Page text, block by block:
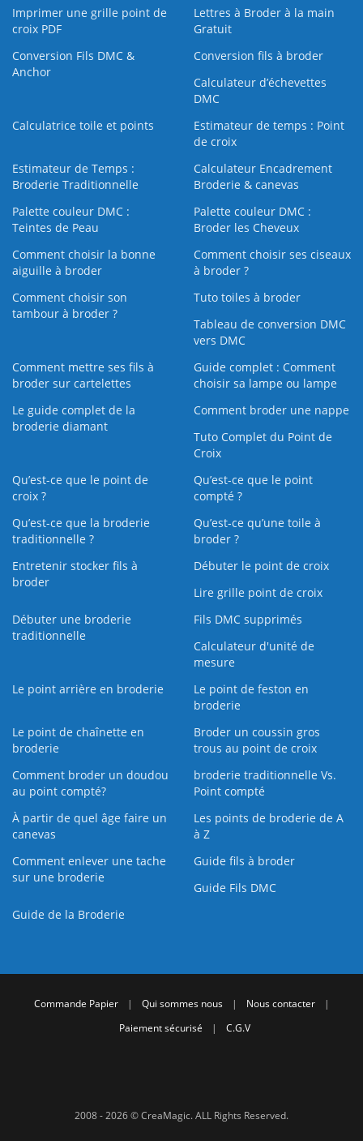
Imprimer une grille point de
croix PDF
Lettres à Broder à la main
Gratuit
Conversion Fils DMC &
Anchor
Conversion fils à broder
Calculateur d’échevettes
DMC
Calculatrice toile et points
Estimateur de temps : Point
de croix
Estimateur de Temps :
Broderie Traditionnelle
Calculateur Encadrement
Broderie & canevas
Palette couleur DMC :
Teintes de Peau
Palette couleur DMC :
Broder les Cheveux
Comment choisir la bonne
aiguille à broder
Comment choisir ses ciseaux
à broder ?
Comment choisir son
tambour à broder ?
Tuto toiles à broder
Tableau de conversion DMC
vers DMC
Comment mettre ses fils à
broder sur cartelettes
Guide complet : Comment
choisir sa lampe ou lampe
Le guide complet de la
broderie diamant
Comment broder une nappe
Tuto Complet du Point de
Croix
Qu’est-ce que le point de
croix ?
Qu’est-ce que le point
compté ?
Qu’est-ce que la broderie
traditionnelle ?
Qu’est‑ce qu’une toile à
broder ?
Entretenir stocker fils à
broder
Débuter le point de croix
Lire grille point de croix
Débuter une broderie
traditionnelle
Fils DMC supprimés
Calculateur d'unité de
mesure
Le point arrière en broderie
Le point de feston en
broderie
Le point de chaînette en
broderie
Broder un coussin gros
trous au point de croix
Comment broder un doudou
au point compté?
broderie traditionnelle Vs.
Point compté
À partir de quel âge faire un
canevas
Les points de broderie de A
à Z
Comment enlever une tache
sur une broderie
Guide fils à broder
Guide Fils DMC
Guide de la Broderie
Commande Papier | Qui sommes nous | Nous contacter
|
Paiement sécurisé
| C.G.V
2008 - 2026 © CreaMagic. ALL Rights Reserved.